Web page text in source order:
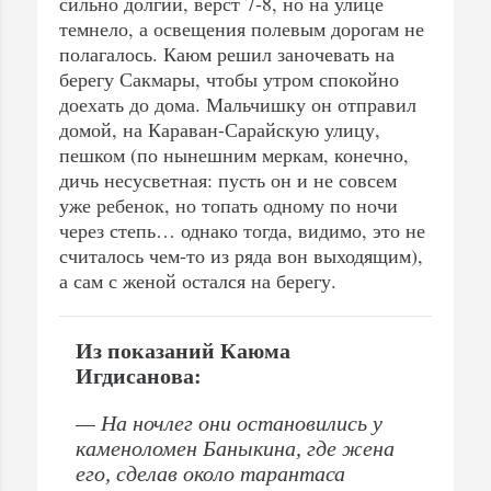
темнело, а освещения полевым дорогам не
полагалось. Каюм решил заночевать на
берегу Сакмары, чтобы утром спокойно
доехать до дома. Мальчишку он отправил
домой, на Караван-Сарайскую улицу,
пешком (по нынешним меркам, конечно,
дичь несусветная: пусть он и не совсем
уже ребенок, но топать одному по ночи
через степь… однако тогда, видимо, это не
считалось чем-то из ряда вон выходящим),
а сам с женой остался на берегу.
Из показаний Каюма
Игдисанова:
— На ночлег они остановились у
каменоломен Баныкина, где жена
его, сделав около тарантаса